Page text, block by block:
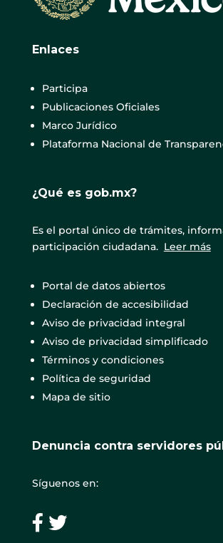
Enlaces
Participa
Publicaciones Oficiales
Marco Jurídico
Plataforma Nacional de
¿Qué es gob.mx?
Es el portal único de trámites,
participación ciudadana. Leer más
Portal de datos abiertos
Declaración de accesibilidad
Aviso de privacidad integral
Aviso de privacidad simplificado
Términos y condiciones
Política de seguridad
Mapa de sitio
Denuncia contra servidores
Síguenos en: